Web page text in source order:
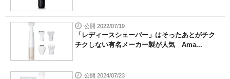
公開 2022/07/19
「レディースシェーバー」はそったあとがチク
チクしない有名メーカー製が人気 Ama...
公開 2024/07/23